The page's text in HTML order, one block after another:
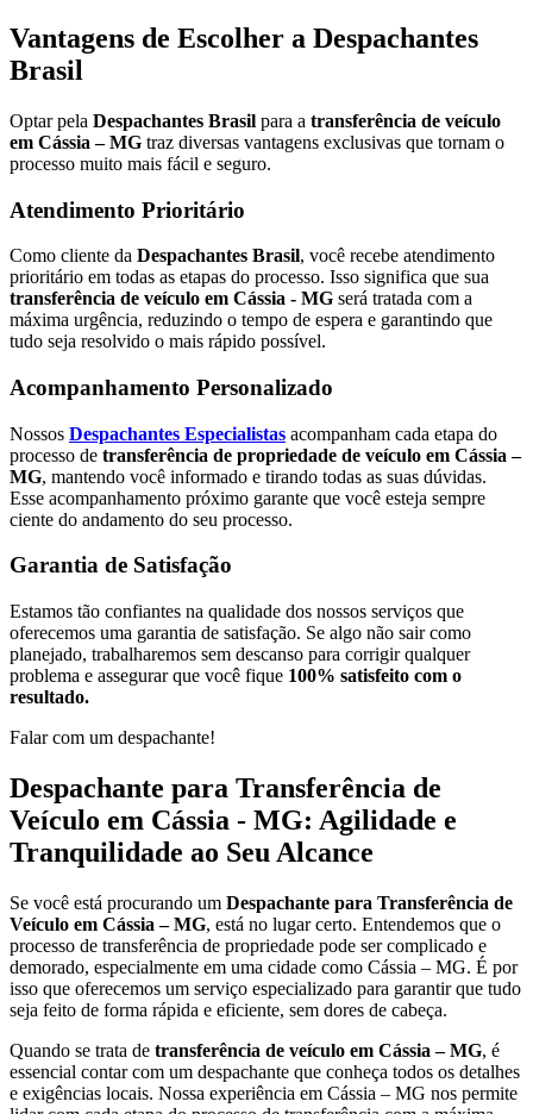
Vantagens de Escolher a Despachantes
Brasil
Optar pela Despachantes Brasil para a transferência de veículo
em Cássia – MG traz diversas vantagens exclusivas que tornam o
processo muito mais fácil e seguro.
Atendimento Prioritário
Como cliente da Despachantes Brasil, você recebe atendimento
prioritário em todas as etapas do processo. Isso significa que sua
transferência de veículo em Cássia - MG será tratada com a
máxima urgência, reduzindo o tempo de espera e garantindo que
tudo seja resolvido o mais rápido possível.
Acompanhamento Personalizado
Nossos Despachantes Especialistas acompanham cada etapa do
processo de transferência de propriedade de veículo em Cássia –
MG, mantendo você informado e tirando todas as suas dúvidas.
Esse acompanhamento próximo garante que você esteja sempre
ciente do andamento do seu processo.
Garantia de Satisfação
Estamos tão confiantes na qualidade dos nossos serviços que
oferecemos uma garantia de satisfação. Se algo não sair como
planejado, trabalharemos sem descanso para corrigir qualquer
problema e assegurar que você fique 100% satisfeito com o
resultado.
Falar com um despachante!
Despachante para Transferência de
Veículo em Cássia - MG: Agilidade e
Tranquilidade ao Seu Alcance
Se você está procurando um Despachante para Transferência de
Veículo em Cássia – MG, está no lugar certo. Entendemos que o
processo de transferência de propriedade pode ser complicado e
demorado, especialmente em uma cidade como Cássia – MG. É por
isso que oferecemos um serviço especializado para garantir que tudo
seja feito de forma rápida e eficiente, sem dores de cabeça.
Quando se trata de transferência de veículo em Cássia – MG, é
essencial contar com um despachante que conheça todos os detalhes
e exigências locais. Nossa experiência em Cássia – MG nos permite